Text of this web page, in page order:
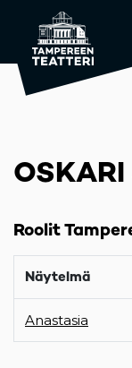
Roolit
Näytelmä
Anastasia